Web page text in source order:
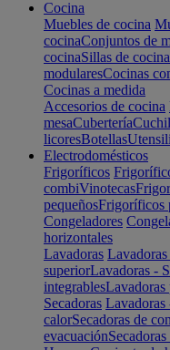
Cocina
Muebles de cocina
cocinaConjuntos de
cocinaSillas de cocina
modularesCocinas
Cocinas a medida
Accesorios de cocina
mesaCubertería
licoresBotellas
Electrodomésticos
Frigoríficos
combiVinotecas
pequeñosFrigoríficos
Congeladores
horizontales
Lavadoras
superiorLavadoras -
integrablesLavadoras
Secadoras Lavadoras
calorSecadoras de
evacuación